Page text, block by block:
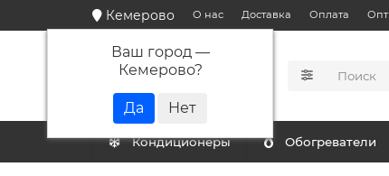
Кемерово
Ваш город —
Кемерово?
О нас Доставка Оплата Опт
КАТАЛОГ
Кондиционеры Обогреватели